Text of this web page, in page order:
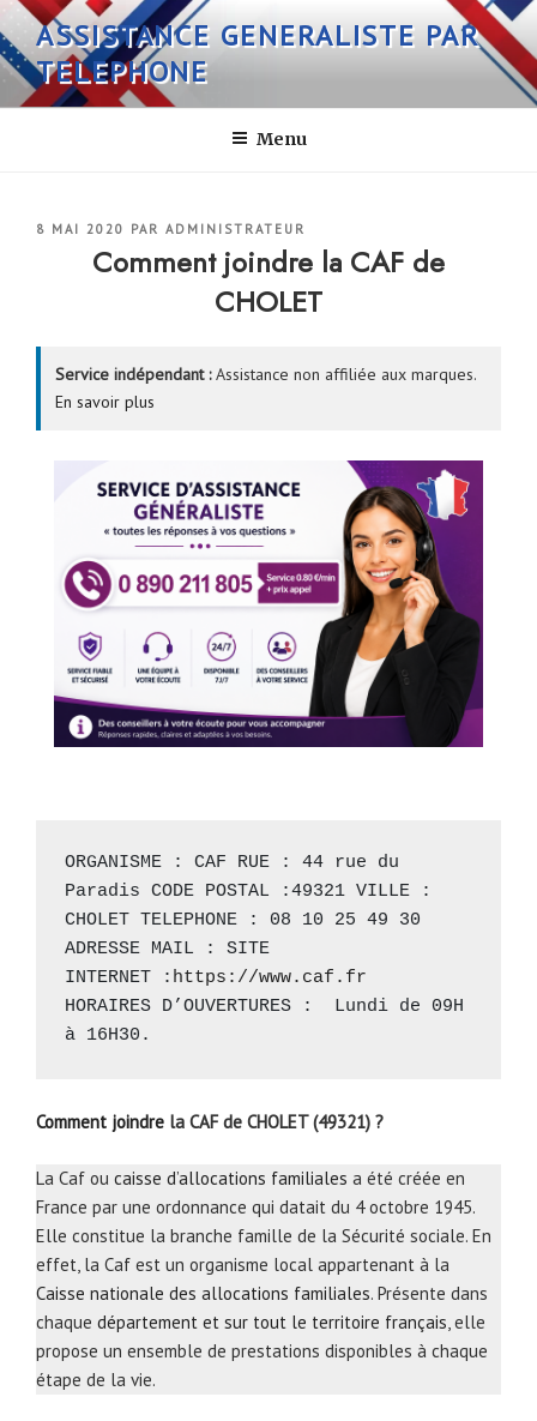
Aller
au
contenu
principal
ASSISTANCE GENERALISTE PAR
TELEPHONE
Menu
PUBLIÉ
8 MAI 2020 PAR ADMINISTRATEUR
Comment joindre la CAF de
CHOLET
Service indépendant :Assistance non affiliée aux marques.
En savoir plus
ORGANISME : CAF RUE : 44 rue du
Paradis CODE POSTAL :49321 VILLE :
CHOLET TELEPHONE : 08 10 25 49 30
ADRESSE MAIL : SITE
INTERNET : https://www.caf.fr
HORAIRES D’OUVERTURES :  Lundi de 09H
à 16H30.
Comment joindre la CAF de CHOLET (49321) ?
La Caf ou caisse d’allocations familiales a été créée en
France par une ordonnance qui datait du 4 octobre 1945.
Elle constitue la branche famille de la Sécurité sociale. En
effet, la Caf est un organisme local appartenant à la
Caisse nationale des allocations familiales. Présente dans
chaque département et sur tout le territoire français, elle
propose un ensemble de prestations disponibles à chaque
étape de la vie.